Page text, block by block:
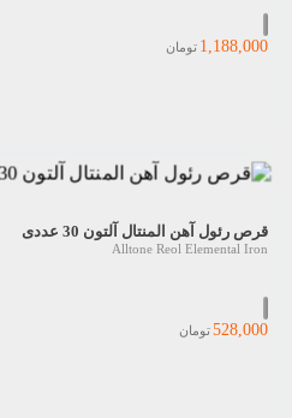
1,188,000 تومان
قرص رئول آهن المنتال آلتون 30 عددی
Alltone Reol Elemental Iron
528,000تومان